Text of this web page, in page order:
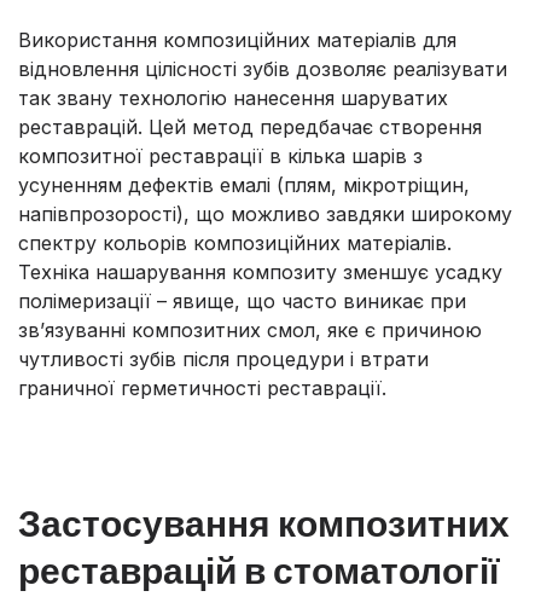
Використання композиційних матеріалів для
відновлення цілісності зубів дозволяє реалізувати
так звану технологію нанесення шаруватих
реставрацій. Цей метод передбачає створення
композитної реставрації в кілька шарів з
усуненням дефектів емалі (плям, мікротріщин,
напівпрозорості), що можливо завдяки широкому
спектру кольорів композиційних матеріалів.
Техніка нашарування композиту зменшує усадку
полімеризації – явище, що часто виникає при
зв’язуванні композитних смол, яке є причиною
чутливості зубів після процедури і втрати
граничної герметичності реставрації.
Застосування композитних
реставрацій в стоматології